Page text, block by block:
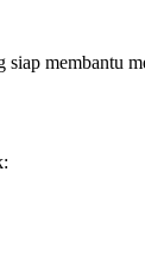
membantu